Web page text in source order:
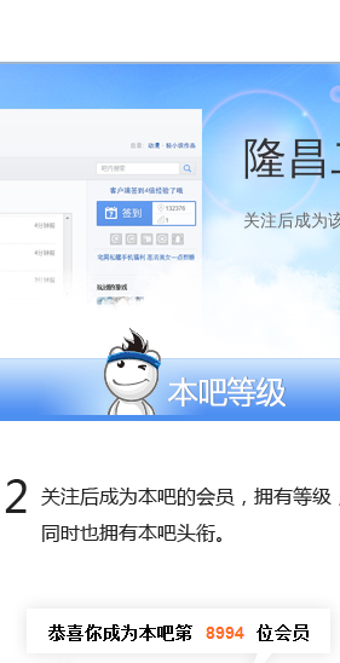
隆
关注后成为